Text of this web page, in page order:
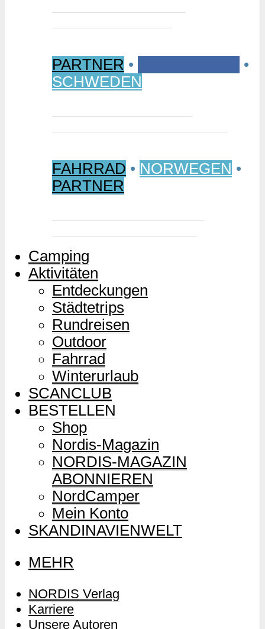
PARTNER •
•
SCHWEDEN
FAHRRAD • NORWEGEN •
PARTNER
Camping
Aktivitäten
Entdeckungen
Städtetrips
Rundreisen
Outdoor
Fahrrad
Winterurlaub
SCANCLUB
BESTELLEN
Shop
Nordis-Magazin
NORDIS-MAGAZIN
ABONNIEREN
NordCamper
Mein Konto
SKANDINAVIENWELT
MEHR
NORDIS Verlag
Karriere
Unsere Autoren